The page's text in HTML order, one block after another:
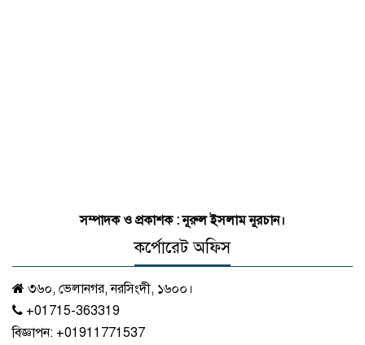
সম্পাদক ও প্রকাশক : নূরুল ইসলাম নূরচান।
কর্পোরেট অফিস
৩৬০, ভেলানগর, নরসিংদী, ১৬০০।
+01715-363319
বিজ্ঞাপন: +01911771537